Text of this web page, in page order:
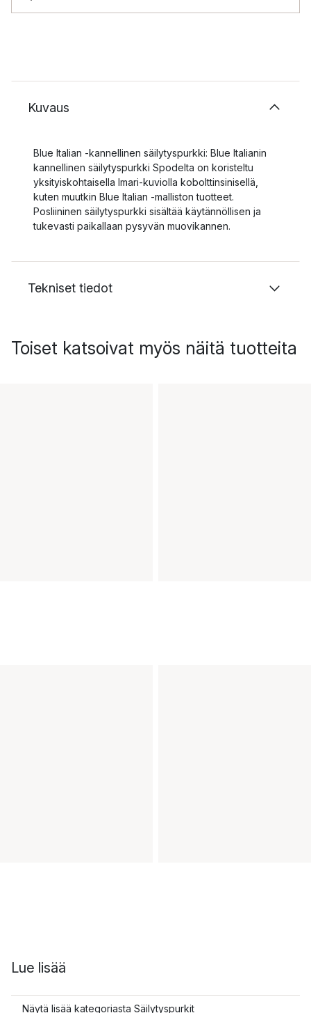
Kuvaus
Blue Italian -kannellinen säilytyspurkki: Blue Italianin
kannellinen säilytyspurkki Spodelta on koristeltu
yksityiskohtaisella Imari-kuviolla kobolttinsinisellä,
kuten muutkin Blue Italian -malliston tuotteet.
Posliininen säilytyspurkki sisältää käytännöllisen ja
tukevasti paikallaan pysyvän muovikannen.
Tekniset tiedot
Toiset katsoivat myös näitä tuotteita
Lue lisää
Näytä lisää kategoriasta Säilytyspurkit